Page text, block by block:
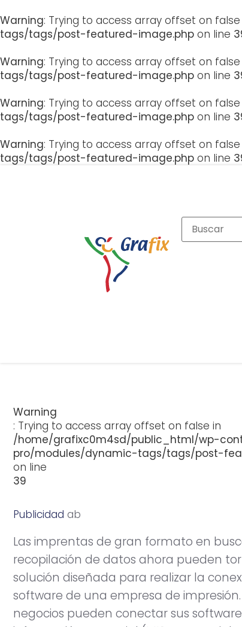
Warning: Trying to access array offset on false
tags/tags/post-featured-image.php on line
Warning: Trying to access array offset on false
tags/tags/post-featured-image.php on line
Warning: Trying to access array offset on false
tags/tags/post-featured-image.php on line
Warning: Trying to access array offset on false
tags/tags/post-featured-image.php on line
Warning
: Trying to access array offset on false in
/home/grafixc0m4sd/public_html/wp-
pro/modules/dynamic-tags/tags/post-
on line
39
Publicidad ab
Las imprentas de gran formato en
recopilación de datos ahora pueden
solución diseñada para realizar la
software de una empresa de
negocios pueden conectar sus